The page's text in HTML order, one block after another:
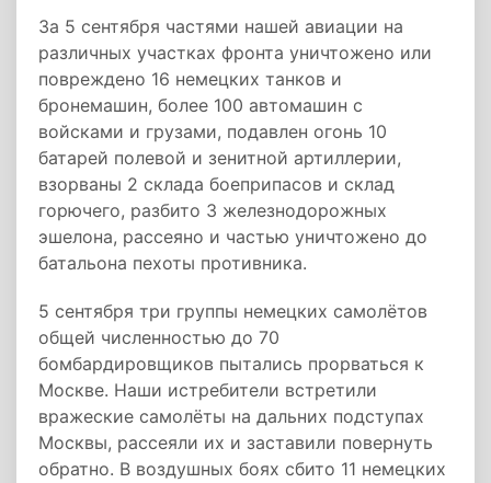
За 5 сентября частями нашей авиации на
различных участках фронта уничтожено или
повреждено 16 немецких танков и
бронемашин, более 100 автомашин с
войсками и грузами, подавлен огонь 10
батарей полевой и зенитной артиллерии,
взорваны 2 склада боеприпасов и склад
горючего, разбито 3 железнодорожных
эшелона, рассеяно и частью уничтожено до
батальона пехоты противника.
5 сентября три группы немецких самолётов
общей численностью до 70
бомбардировщиков пытались прорваться к
Москве. Наши истребители встретили
вражеские самолёты на дальних подступах
Москвы, рассеяли их и заставили повернуть
обратно. В воздушных боях сбито 11 немецких